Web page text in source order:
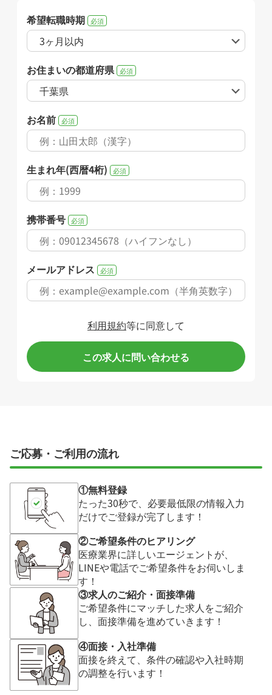
希望転職時期 必須
お住まいの都道府県 必須
お名前 必須
生まれ年(西暦4桁) 必須
携帯番号 必須
メールアドレス 必須
利用規約等に同意して
この求人に問い合わせる
ご応募・ご利用の流れ
①無料登録
たった30秒で、必要最低限の情報入力
だけでご登録が完了します！
②ご希望条件のヒアリング
医療業界に詳しいエージェントが、
LINEや電話でご希望条件をお伺いしま
す！
③求人のご紹介・面接準備
ご希望条件にマッチした求人をご紹介
し、面接準備を進めていきます！
④面接・入社準備
面接を終えて、条件の確認や入社時期
の調整を行います！